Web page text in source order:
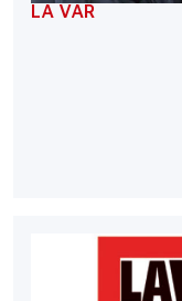
LA VAR